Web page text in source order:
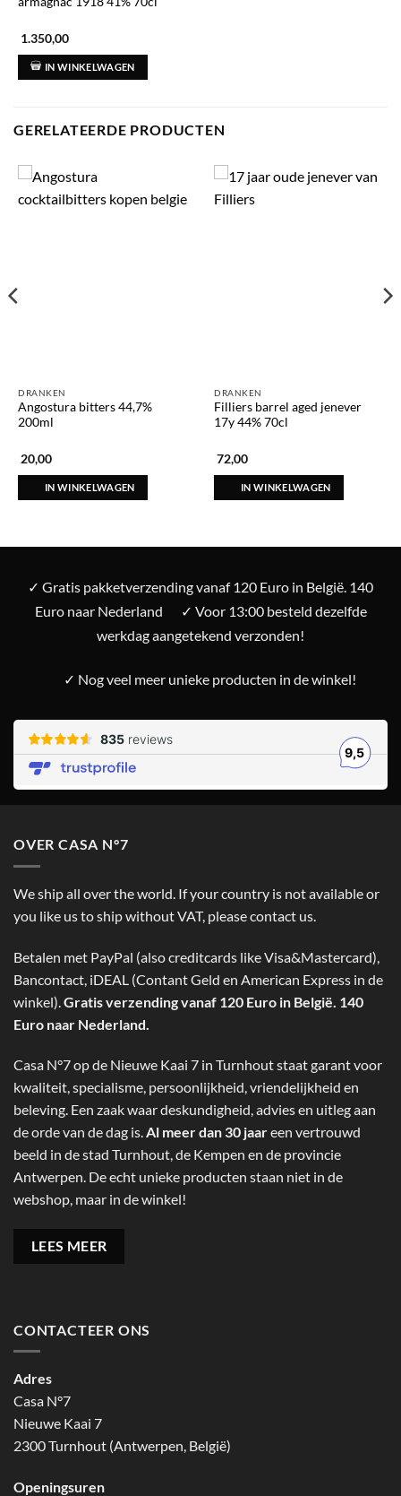
1.350,00
IN WINKELWAGEN
GERELATEERDE PRODUCTEN
DRANKEN
Angostura bitters 44,7%
200ml
20,00
IN WINKELWAGEN
DRANKEN
Filliers barrel aged jenever
17y 44% 70cl
72,00
IN WINKELWAGEN
✓ Gratis pakketverzending vanaf 120 Euro in België. 140
Euro naar Nederland
✓ Voor 13:00 besteld dezelfde
werkdag aangetekend verzonden!
✓ Nog veel meer unieke producten in de winkel!
OVER CASA N°7
We ship all over the world. If your country is not available or
you like us to ship without VAT, please contact us.
Betalen met PayPal (also creditcards like Visa&Mastercard),
Bancontact, iDEAL (Contant Geld en American Express in de
winkel). Gratis verzending vanaf 120 Euro in België. 140
Euro naar Nederland.
Casa N°7 op de Nieuwe Kaai 7 in Turnhout staat garant voor
kwaliteit, specialisme, persoonlijkheid, vriendelijkheid en
beleving. Een zaak waar deskundigheid, advies en uitleg aan
de orde van de dag is.Al meer dan 30 jaareen vertrouwd
beeld in de stad Turnhout, de Kempen en de provincie
Antwerpen. De echt unieke producten staan niet in de
webshop, maar in de winkel!
LEES MEER
CONTACTEER ONS
Adres
Casa N°7
Nieuwe Kaai 7
2300 Turnhout (Antwerpen, België)
Openingsuren